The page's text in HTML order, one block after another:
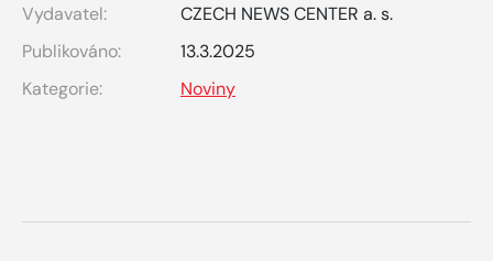
Vydavatel:
CZECH NEWS CENTER a. s.
Publikováno:
13.3.2025
Kategorie:
Noviny